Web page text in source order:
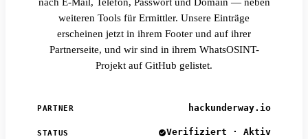
nach E-Mail, Telefon, Passwort und Domain — neben
weiteren Tools für Ermittler. Unsere Einträge
erscheinen jetzt in ihrem Footer und auf ihrer
Partnerseite, und wir sind in ihrem WhatsOSINT-
Projekt auf GitHub gelistet.
PARTNER hackunderway.io
STATUS Verifiziert · Aktiv